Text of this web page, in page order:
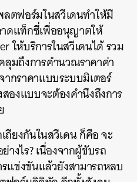
ตฟอร์มในสวีเดนทำให้มี
ดแท็กซี่เพื่ออนุญาตให้
ให้บริการในสวีเดนได้รวม
มถึงการคำนวณราคาค่า
กราคาแบบระบบมิเตอร์
องแบบจะต้องคำนึงถึงการ
ยงกันในสวีเดนก็คือจะ
างไร?เนื่องจากผู้ขับรถ
แข่งขันแล้วยังสามารถหลบ